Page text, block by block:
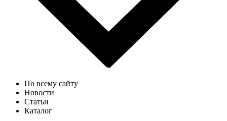
По всему сайту
Новости
Статьи
Каталог